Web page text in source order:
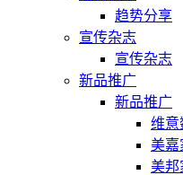
趋势分享
宣传杂志
宣传杂志
新品推广
新品推广
维意
美嘉
美邦